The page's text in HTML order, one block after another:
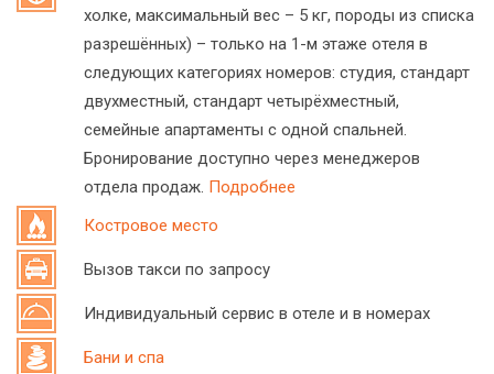
холке, максимальный вес – 5 кг, породы из списка
разрешённых) – только на 1-м этаже отеля в
следующих категориях номеров: студия, стандарт
двухместный, стандарт четырёхместный,
семейные апартаменты с одной спальней.
Бронирование доступно через менеджеров
отдела продаж. Подробнее
Костровое место
Вызов такси по запросу
Индивидуальный сервис в отеле и в номерах
Бани и спа